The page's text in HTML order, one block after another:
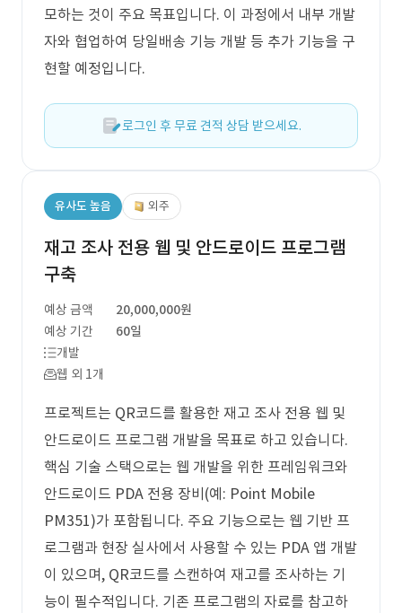
모하는 것이 주요 목표입니다. 이 과정에서 내부 개발
자와 협업하여 당일배송 기능 개발 등 추가 기능을 구
현할 예정입니다.
로그인 후 무료 견적 상담 받으세요.
유사도 높음 외주
재고 조사 전용 웹 및 안드로이드 프로그램
구축
예상 금액
20,000,000원
예상 기간
60일
개발
웹 외 1개
프로젝트는 QR코드를 활용한 재고 조사 전용 웹 및
안드로이드 프로그램 개발을 목표로 하고 있습니다.
핵심 기술 스택으로는 웹 개발을 위한 프레임워크와
안드로이드 PDA 전용 장비(예: Point Mobile
PM351)가 포함됩니다. 주요 기능으로는 웹 기반 프
로그램과 현장 실사에서 사용할 수 있는 PDA 앱 개발
이 있으며, QR코드를 스캔하여 재고를 조사하는 기
능이 필수적입니다. 기존 프로그램의 자료를 참고하